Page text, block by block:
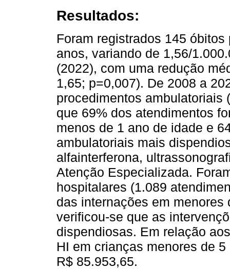
Resultados:
Foram registrados 145
anos, variando de 1,56/
(2022), com uma redução
1,65; p=0,007). De 2008 a
procedimentos ambulatoriais
que 69% dos atendimentos
menos de 1 ano de idade e
ambulatoriais mais
alfainterferona,
Atenção Especializada.
hospitalares (1.089
das internações em
verificou-se que as
dispendiosas. Em relação
HI em crianças menores de
R$ 85.953,65.